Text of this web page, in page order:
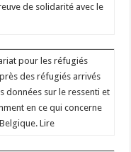
de solidarité avec le
pour les réfugiés
des réfugiés arrivés
données sur le ressenti et
en ce qui concerne
Lire